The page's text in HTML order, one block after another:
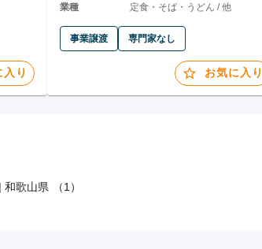
入り
業種
定食・そば・うどん / 他
事業譲渡 専門家なし
お気に入り
|和歌山県 （1）